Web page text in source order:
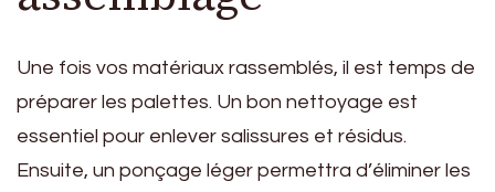
Une fois vos matériaux rassemblés, il est temps de
préparer les palettes. Un bon nettoyage est
essentiel pour enlever salissures et résidus.
Ensuite, un ponçage léger permettra d’éliminer les